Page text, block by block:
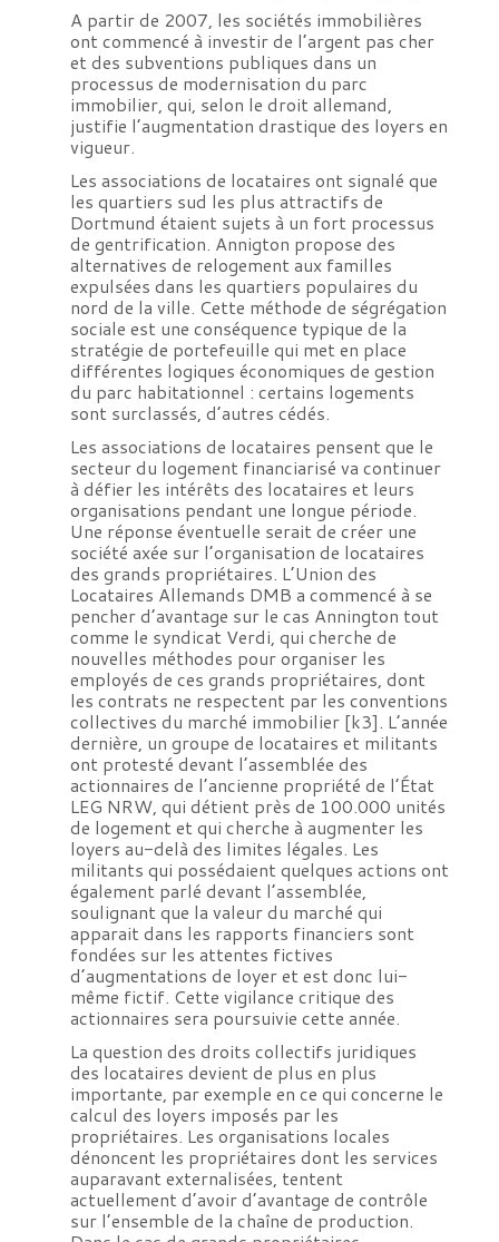
A partir de 2007, les sociétés immobilières
ont commencé à investir de l’argent pas cher
et des subventions publiques dans un
processus de modernisation du parc
immobilier, qui, selon le droit allemand,
justifie l’augmentation drastique des loyers en
vigueur.
Les associations de locataires ont signalé que
les quartiers sud les plus attractifs de
Dortmund étaient sujets à un fort processus
de gentrification. Annigton propose des
alternatives de relogement aux familles
expulsées dans les quartiers populaires du
nord de la ville. Cette méthode de ségrégation
sociale est une conséquence typique de la
stratégie de portefeuille qui met en place
différentes logiques économiques de gestion
du parc habitationnel : certains logements
sont surclassés, d’autres cédés.
Les associations de locataires pensent que le
secteur du logement financiarisé va continuer
à défier les intérêts des locataires et leurs
organisations pendant une longue période.
Une réponse éventuelle serait de créer une
société axée sur l’organisation de locataires
des grands propriétaires. L’Union des
Locataires Allemands DMB a commencé à se
pencher d’avantage sur le cas Annington tout
comme le syndicat Verdi, qui cherche de
nouvelles méthodes pour organiser les
employés de ces grands propriétaires, dont
les contrats ne respectent par les conventions
collectives du marché immobilier [k3]. L’année
dernière, un groupe de locataires et militants
ont protesté devant l’assemblée des
actionnaires de l’ancienne propriété de l’État
LEG NRW, qui détient près de 100.000 unités
de logement et qui cherche à augmenter les
loyers au-delà des limites légales. Les
militants qui possédaient quelques actions ont
également parlé devant l’assemblée,
soulignant que la valeur du marché qui
apparait dans les rapports financiers sont
fondées sur les attentes fictives
d’augmentations de loyer et est donc lui-
même fictif. Cette vigilance critique des
actionnaires sera poursuivie cette année.
La question des droits collectifs juridiques
des locataires devient de plus en plus
importante, par exemple en ce qui concerne le
calcul des loyers imposés par les
propriétaires. Les organisations locales
dénoncent les propriétaires dont les services
auparavant externalisées, tentent
actuellement d’avoir d’avantage de contrôle
sur l’ensemble de la chaîne de production.